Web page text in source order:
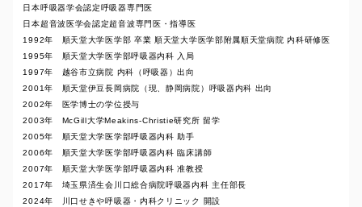
日本呼吸器学会認定呼吸器専門医
日本超音波医学会認定超音波専門医・指導医
1992年 順天堂大学医学部 卒業 順天堂大学医学部附属順天堂病院 内科研修医
1995年 順天堂大学医学部呼吸器内科 入局
1997年 越谷市立病院 内科（呼吸器）出向
2001年 順天堂伊豆長岡病院（現、静岡病院）呼吸器内科 出向
2002年 医学博士の学位授与
2003年 McGill大学Meakins-Christie研究所 留学
2005年 順天堂大学医学部呼吸器内科 助手
2006年 順天堂大学医学部呼吸器内科 臨床講師
2007年 順天堂大学医学部呼吸器内科 准教授
2017年 埼玉県済生会川口総合病院呼吸器内科 主任部長
2024年 川口せきや呼吸器・内科クリニック 開設